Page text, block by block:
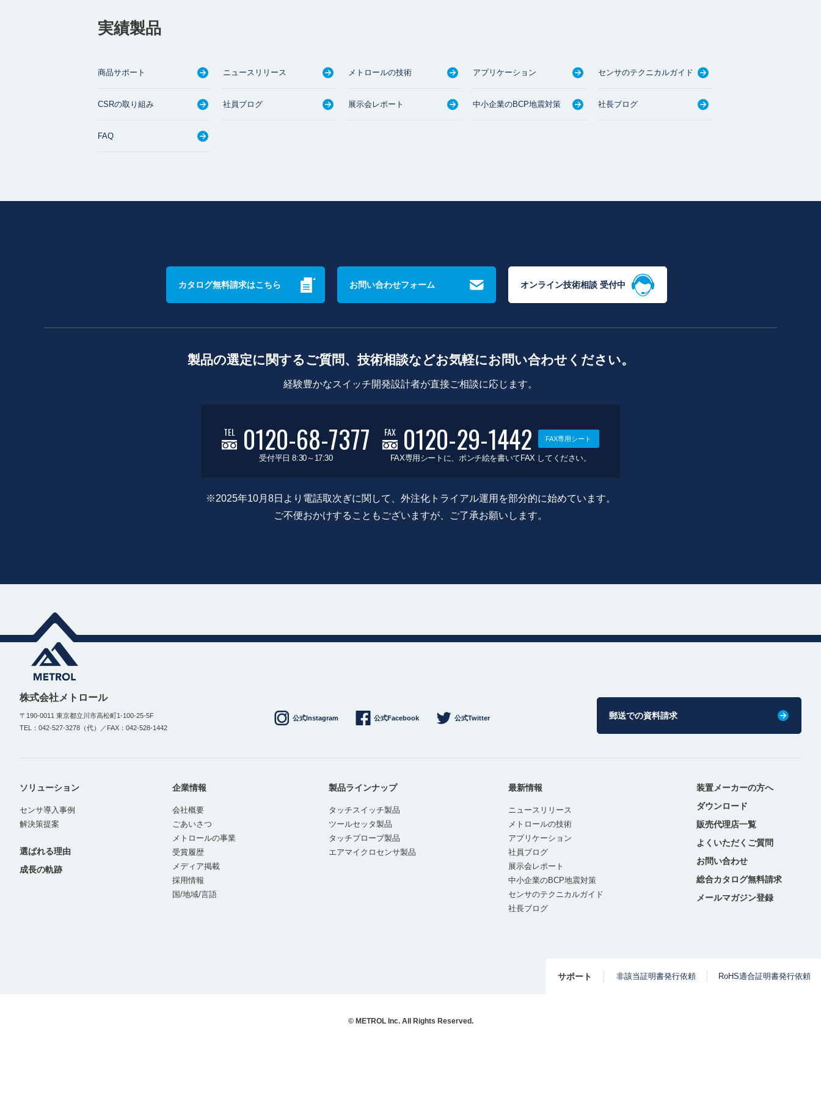
実績製品
商品サポート ニュースリリース メトロールの技術 アプリケーション センサのテクニカルガイド
CSRの取り組み 社員ブログ 展示会レポート 中小企業のBCP地震対策 社長ブログ
FAQ
カタログ無料請求はこちら お問い合わせフォーム オンライン技術相談 受付中
製品の選定に関するご質問、技術相談などお気軽にお問い合わせください。
経験豊かなスイッチ開発設計者が直接ご相談に応じます。
TEL 0120-68-7377
受付平日 8:30～17:30
FAX 0120-29-1442 FAX専用シート
FAX専用シートに、ポンチ絵を書いてFAX してください。
※2025年10月8日より電話取次ぎに関して、外注化トライアル運用を部分的に始めています。
ご不便おかけすることもございますが、ご了承お願いします。
株式会社メトロール
〒190-0011 東京都立川市高松町1-100-25-5F
TEL：042-527-3278（代）／FAX：042-528-1442
公式Instagram 公式Facebook 公式Twitter 郵送での資料請求
ソリューション
センサ導入事例
解決策提案
選ばれる理由
成長の軌跡
企業情報
会社概要
ごあいさつ
メトロールの事業
受賞履歴
メディア掲載
採用情報
国/地域/言語
製品ラインナップ
タッチスイッチ製品
ツールセッタ製品
タッチプローブ製品
エアマイクロセンサ製品
最新情報
ニュースリリース
メトロールの技術
アプリケーション
社員ブログ
展示会レポート
中小企業のBCP地震対策
センサのテクニカルガイド
社長ブログ
装置メーカーの方へ
ダウンロード
販売代理店一覧
よくいただくご質問
お問い合わせ
総合カタログ無料請求
メールマガジン登録
サポート 非該当証明書発行依頼 RoHS適合証明書発行依頼
© METROL Inc. All Rights Reserved.